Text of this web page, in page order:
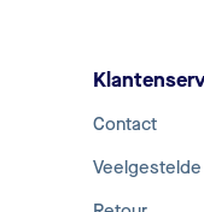
Contact